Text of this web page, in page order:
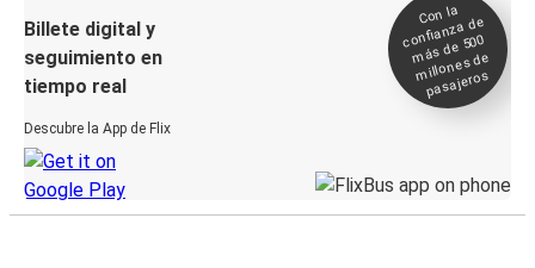
Billete digital y
seguimiento en
tiempo real
Descubre la App de Flix
Con la
confianza de
más de 500
millones de
pasajeros